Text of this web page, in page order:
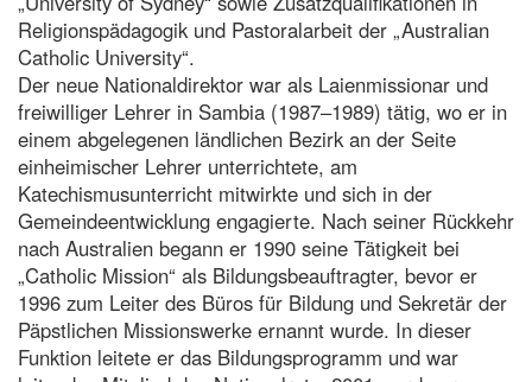
Religionspädagogik und Pastoralarbeit der „Australian
Catholic University“.
Der neue Nationaldirektor war als Laienmissionar und
freiwilliger Lehrer in Sambia (1987–1989) tätig, wo er in
einem abgelegenen ländlichen Bezirk an der Seite
einheimischer Lehrer unterrichtete, am
Katechismusunterricht mitwirkte und sich in der
Gemeindeentwicklung engagierte. Nach seiner Rückkehr
nach Australien begann er 1990 seine Tätigkeit bei
„Catholic Mission“ als Bildungsbeauftragter, bevor er
1996 zum Leiter des Büros für Bildung und Sekretär der
Päpstlichen Missionswerke ernannt wurde. In dieser
Funktion leitete er das Bildungsprogramm und war